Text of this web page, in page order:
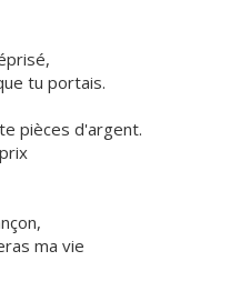
tu portais.
pièces d'argent.
ma vie